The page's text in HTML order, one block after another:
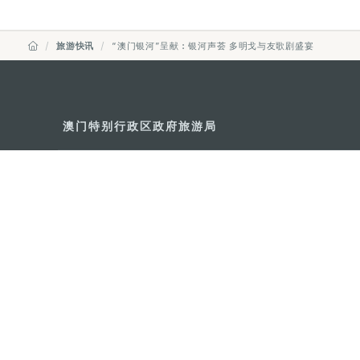
旅游快讯 “澳门银河”呈献︰银河声荟 多明戈与友歌剧盛宴
澳门特别行政区政府旅游局